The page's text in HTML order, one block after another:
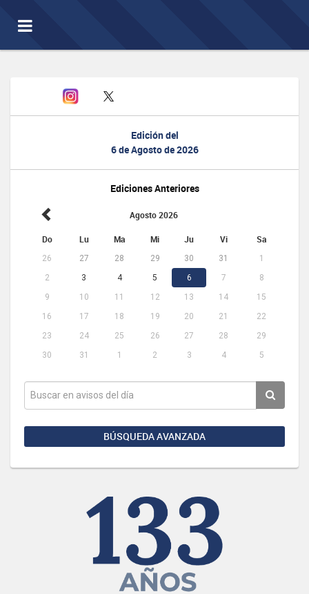
Toggle
navigation
Edición del
6 de Agosto de 2026
Ediciones Anteriores
Agosto 2026
Do Lu Ma Mi Ju Vi Sa
26 27 28 29 30 31
1
2
3 4 5 6 7
8
9
10 11 12 13 14
15
16
17 18 19 20 21
22
23
24 25 26 27 28
29
30
31 1 2 3 4 5
BÚSQUEDA AVANZADA